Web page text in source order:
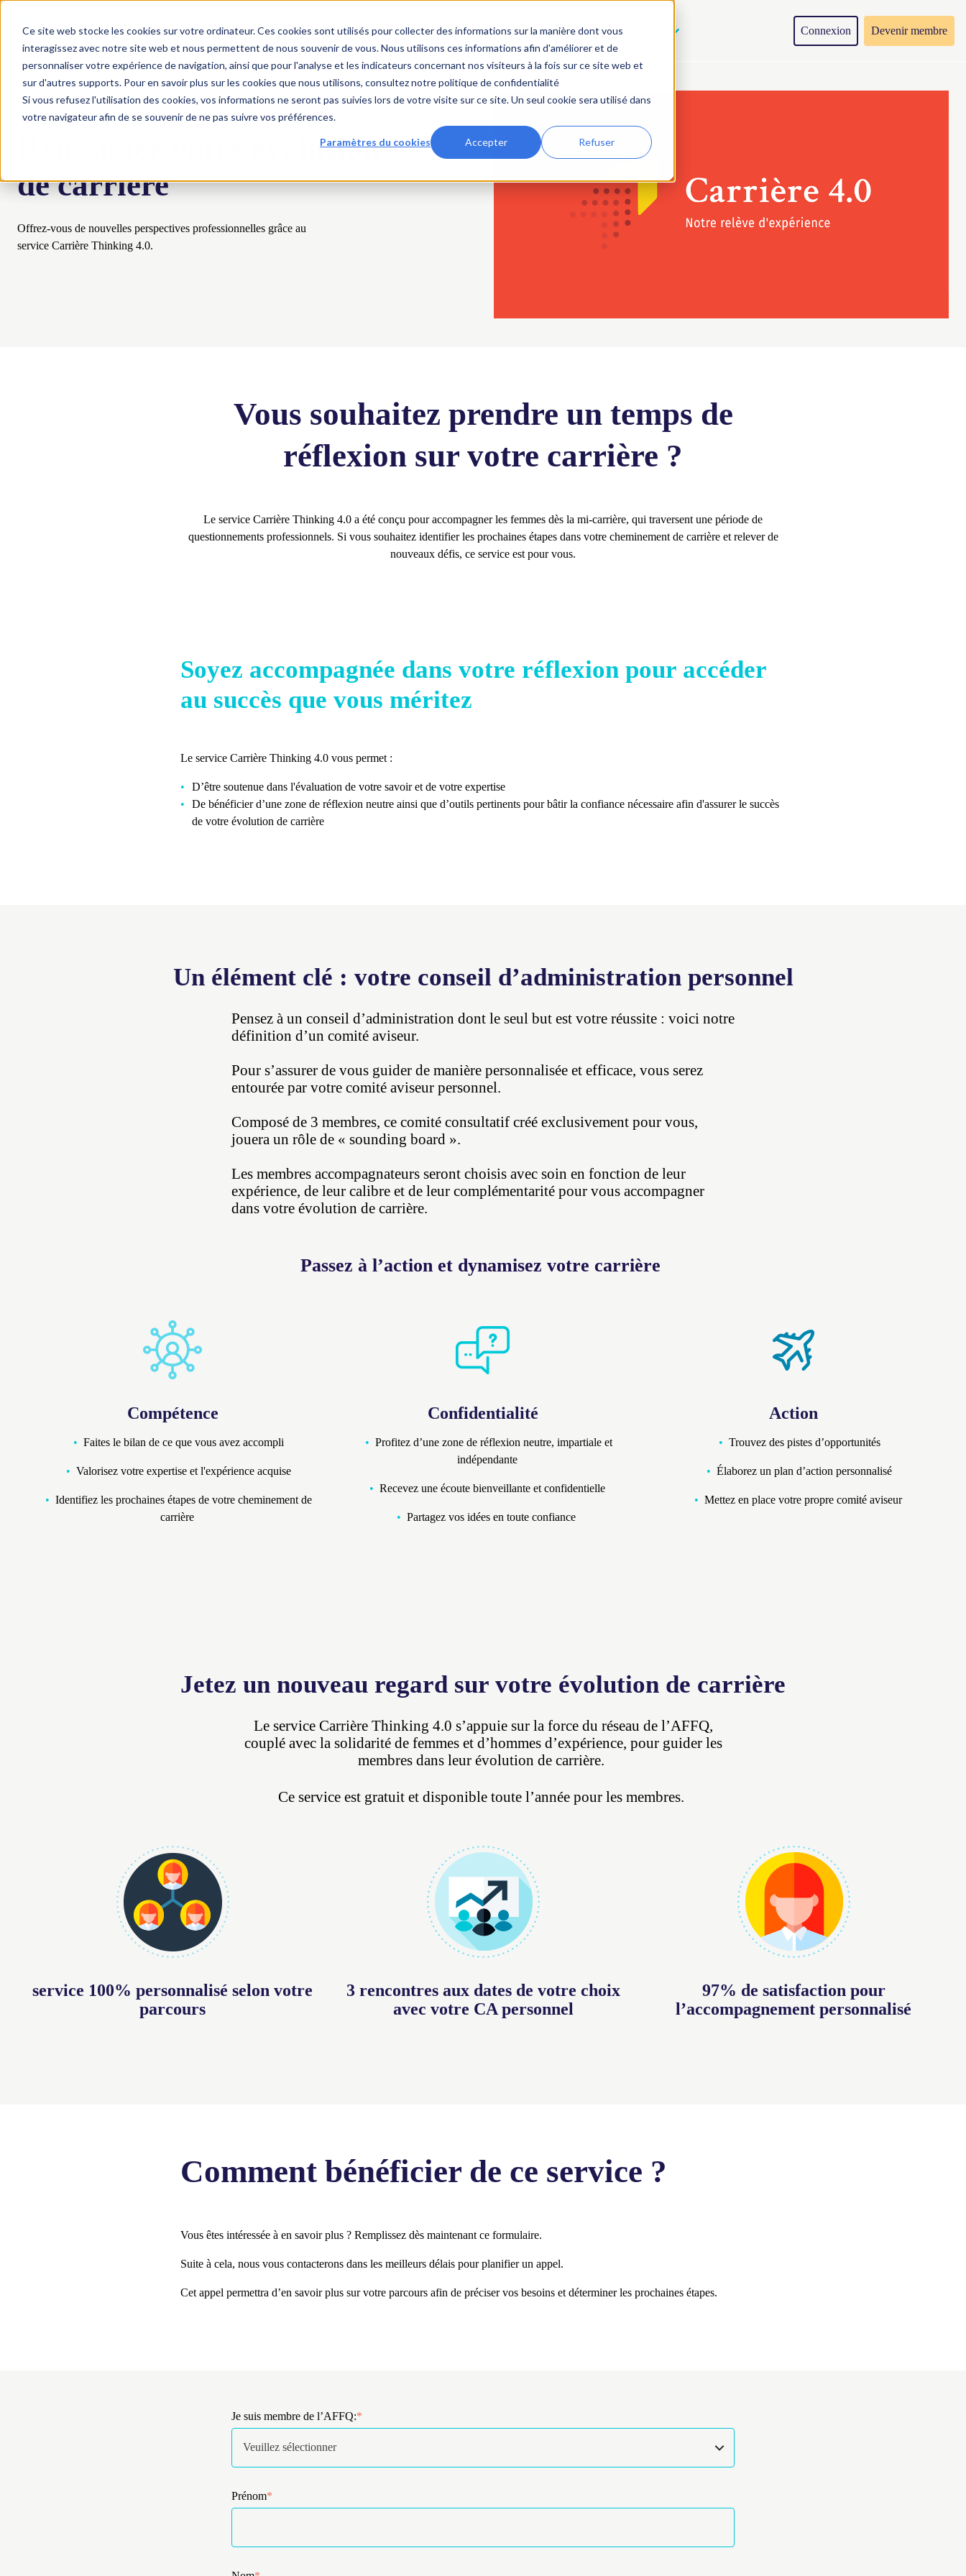
Ce site web stocke les cookies sur votre ordinateur. Ces cookies sont utilisés pour collecter des informations sur la manière dont vous
interagissez avec notre site web et nous permettent de nous souvenir de vous. Nous utilisons ces informations afin d'améliorer et de
personnaliser votre expérience de navigation, ainsi que pour l'analyse et les indicateurs concernant nos visiteurs à la fois sur ce site web et
sur d'autres supports. Pour en savoir plus sur les cookies que nous utilisons, consultez notre politique de confidentialité
Si vous refusez l'utilisation des cookies, vos informations ne seront pas suivies lors de votre visite sur ce site. Un seul cookie sera utilisé dans
votre navigateur afin de se souvenir de ne pas suivre vos préférences.
Paramètres du cookies Accepter Refuser
Programmation Gala Les Talentueuses Services aux membres Ressources Entreprises Connexion Devenir membre
Réussissez votre évolution
de carrière
Offrez-vous de nouvelles perspectives professionnelles grâce au
service Carrière Thinking 4.0.
Vous souhaitez prendre un temps de
réflexion sur votre carrière ?
Le service Carrière Thinking 4.0 a été conçu pour accompagner les femmes dès la mi-carrière, qui traversent une période de
questionnements professionnels. Si vous souhaitez identifier les prochaines étapes dans votre cheminement de carrière et relever de
nouveaux défis, ce service est pour vous.
Soyez accompagnée dans votre réflexion pour accéder
au succès que vous méritez
Le service Carrière Thinking 4.0 vous permet :
D’être soutenue dans l'évaluation de votre savoir et de votre expertise
De bénéficier d’une zone de réflexion neutre ainsi que d’outils pertinents pour bâtir la confiance nécessaire afin d'assurer le succès
de votre évolution de carrière
Un élément clé : votre conseil d’administration personnel
Pensez à un conseil d’administration dont le seul but est votre réussite : voici notre
définition d’un comité aviseur.
Pour s’assurer de vous guider de manière personnalisée et efficace, vous serez
entourée par votre comité aviseur personnel.
Composé de 3 membres, ce comité consultatif créé exclusivement pour vous,
jouera un rôle de « sounding board ».
Les membres accompagnateurs seront choisis avec soin en fonction de leur
expérience, de leur calibre et de leur complémentarité pour vous accompagner
dans votre évolution de carrière.
Passez à l’action et dynamisez votre carrière
Compétence
Faites le bilan de ce que vous avez accompli
Valorisez votre expertise et l'expérience acquise
Identifiez les prochaines étapes de votre cheminement de
carrière
Confidentialité
Profitez d’une zone de réflexion neutre, impartiale et
indépendante
Recevez une écoute bienveillante et confidentielle
Partagez vos idées en toute confiance
Action
Trouvez des pistes d’opportunités
Élaborez un plan d’action personnalisé
Mettez en place votre propre comité aviseur
Jetez un nouveau regard sur votre évolution de carrière
Le service Carrière Thinking 4.0 s’appuie sur la force du réseau de l’AFFQ,
couplé avec la solidarité de femmes et d’hommes d’expérience, pour guider les
membres dans leur évolution de carrière.
Ce service est gratuit et disponible toute l’année pour les membres.
service 100% personnalisé selon votre
parcours
3 rencontres aux dates de votre choix
avec votre CA personnel
97% de satisfaction pour
l’accompagnement personnalisé
Comment bénéficier de ce service ?
Vous êtes intéressée à en savoir plus ? Remplissez dès maintenant ce formulaire.
Suite à cela, nous vous contacterons dans les meilleurs délais pour planifier un appel.
Cet appel permettra d’en savoir plus sur votre parcours afin de préciser vos besoins et déterminer les prochaines étapes.
Je suis membre de l’AFFQ:*
Prénom*